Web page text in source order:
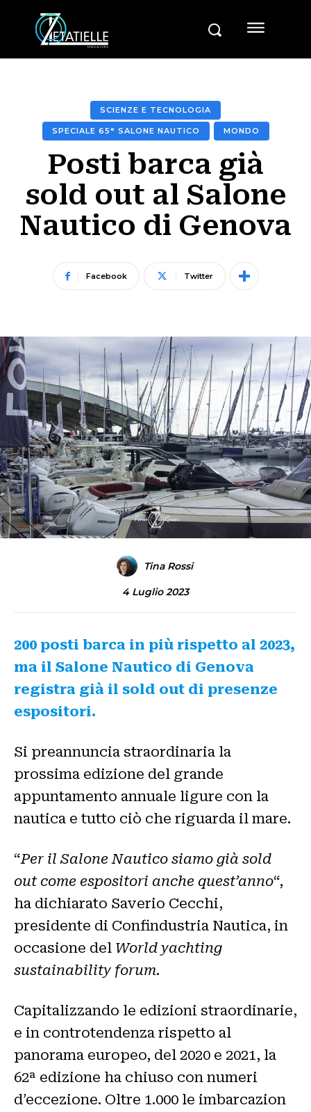
SCIENZE E TECNOLOGIA
SPECIALE 65° SALONE NAUTICO MONDO
Posti barca già
sold out al Salone
Nautico di Genova
Facebook Twitter
Tina Rossi
4 Luglio 2023
200 posti barca in più rispetto al 2023,
ma il Salone Nautico di Genova
registra già il sold out di presenze
espositori.
Si preannuncia straordinaria la
prossima edizione del grande
appuntamento annuale ligure con la
nautica e tutto ciò che riguarda il mare.
“Per il Salone Nautico siamo già sold
out come espositori anche quest’anno“,
ha dichiarato Saverio Cecchi,
presidente di Confindustria Nautica, in
occasione del World yachting
sustainability forum.
Capitalizzando le edizioni straordinarie,
e in controtendenza rispetto al
panorama europeo, del 2020 e 2021, la
62ª edizione ha chiuso con numeri
d’eccezione. Oltre 1.000 le imbarcazion